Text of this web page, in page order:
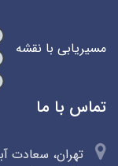
مسیریابی با نقشه
تماس با ما
تهران، سعادت